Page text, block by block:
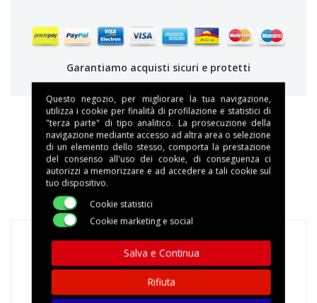
Garantiamo acquisti sicuri e protetti
DESCRIZIONE
DETTAGLI DEL PRODOTTO
Questo negozio, per migliorare la tua navigazione,
utilizza i cookie per finalità di profilazione e statistici di
"terza parte" di tipo analitico. La prosecuzione della
navigazione mediante accesso ad altra area o selezione
di un elemento dello stesso, comporta la prestazione
del consenso all'uso dei cookie, di conseguenza ci
autorizzi a memorizzare e ad accedere a tali cookie sul
tuo dispositivo.
Cookie statistici
Cookie marketing e social
Salva e Continua
Rifiuta